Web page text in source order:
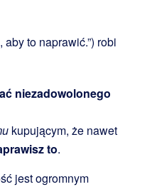
to naprawić.”) robi
niezadowolonego
kupującym, że nawet
to.
jest ogromnym